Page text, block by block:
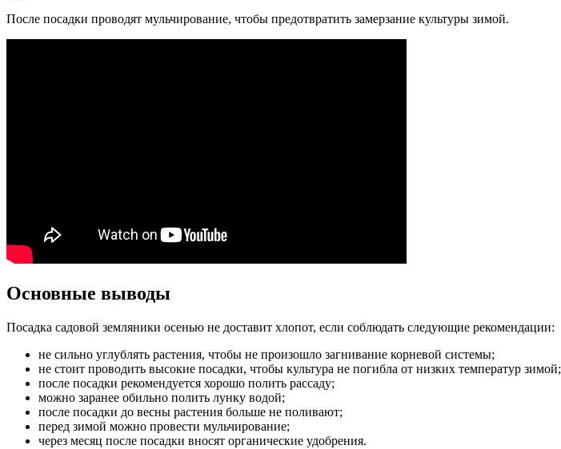
После посадки проводят мульчирование, чтобы предотвратить замерзание культуры зимой.
Основные выводы
Посадка садовой земляники осенью не доставит хлопот, если соблюдать следующие рекомендации:
не сильно углублять растения, чтобы не произошло загнивание корневой системы;
не стоит проводить высокие посадки, чтобы культура не погибла от низких температур зимой;
после посадки рекомендуется хорошо полить рассаду;
можно заранее обильно полить лунку водой;
после посадки до весны растения больше не поливают;
перед зимой можно провести мульчирование;
через месяц после посадки вносят органические удобрения.